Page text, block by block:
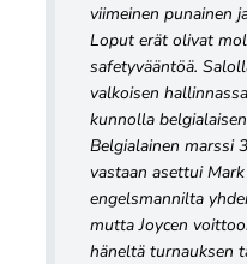
viimeinen punainen
Loput erät olivat
safetyvääntöä.
valkoisen
kunnolla
Belgialainen marssi
vastaan asettui
engelsmannilta
mutta Joycen
häneltä turnauksen